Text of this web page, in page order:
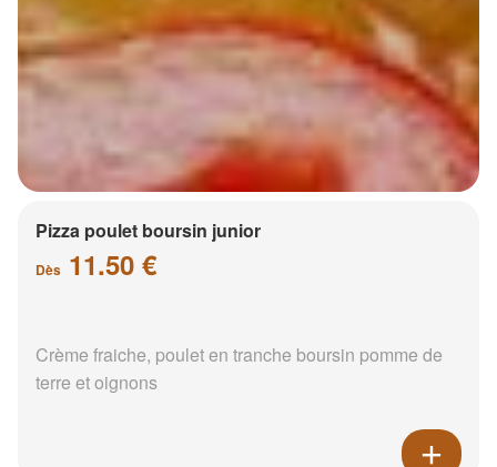
Pizza poulet boursin junior
Dès 11.50 €
Crème fraiche, poulet en tranche boursin pomme de
terre et oignons